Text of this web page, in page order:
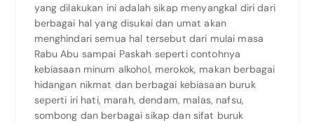
yang dilakukan ini adalah sikap menyangkal diri dari
berbagai hal yang disukai dan umat akan
menghindari semua hal tersebut dari mulai masa
Rabu Abu sampai Paskah seperti contohnya
kebiasaan minum alkohol, merokok, makan berbagai
hidangan nikmat dan berbagai kebiasaan buruk
seperti iri hati, marah, dendam, malas, nafsu,
sombong dan berbagai sikap dan sifat buruk